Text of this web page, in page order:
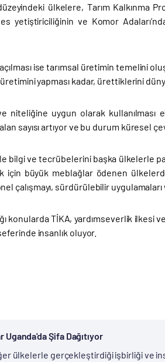
ülkelere, Tarım Kalkınma
yetiştiriciliğinin ve Komor
ise tarımsal üretimin temelini
üretimini yapması kadar, ürettiklerini
niteliğine uygun olarak
sayısı artıyor ve bu durum küresel
bilgi ve tecrübelerini başka ülkelerle
için büyük meblağlar ödenen
çalışmayı, sürdürülebilir
konularda TİKA, yardımseverlik ilkesi
insanlık oluyor.
Şifa Dağıtıyor
ülkelerle gerçekleştirdiği işbirliği ve